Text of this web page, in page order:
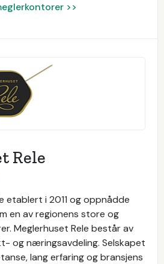
>>
Rele
etablert i 2011 og oppnådde
en av regionens store og
Meglerhuset Rele består av
og næringsavdeling. Selskapet
lang erfaring og bransjens